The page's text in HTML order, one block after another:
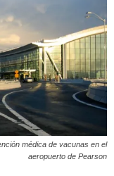
médica de vacunas en el
aeropuerto de Pearson